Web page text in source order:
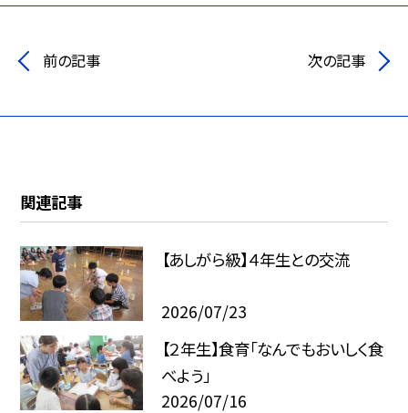
前の記事 次の記事
関連記事
【あしがら級】４年生との交流
2026/07/23
【２年生】食育「なんでもおいしく食
べよう」
2026/07/16